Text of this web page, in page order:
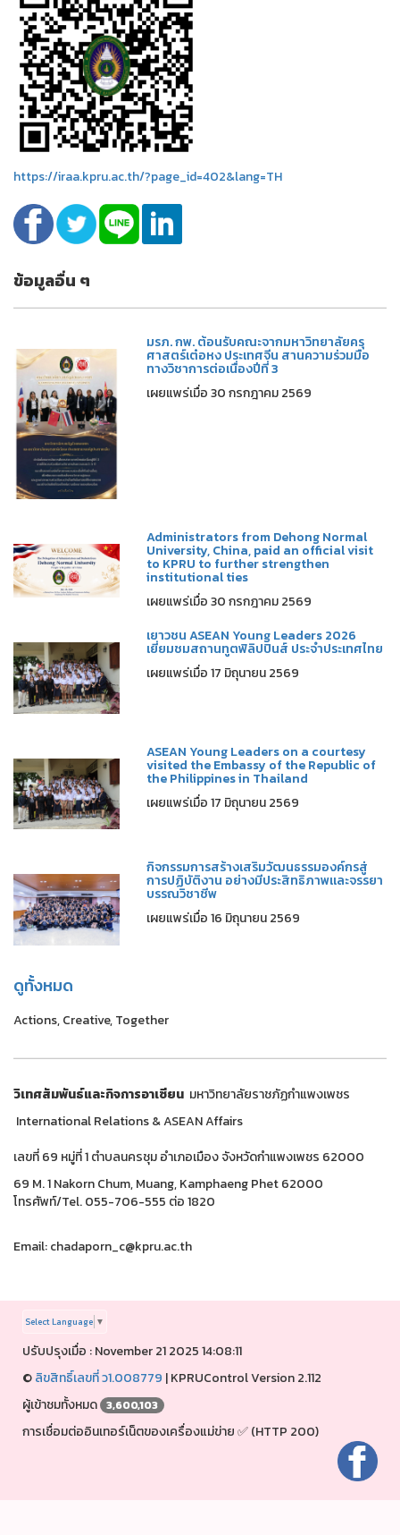
https://iraa.kpru.ac.th/?page_id=402&lang=TH
ข้อมูลอื่น ๆ
มรภ. กพ. ต้อนรับคณะจากมหาวิทยาลัยครุ
ศาสตร์เต๋อหง ประเทศจีน สานความร่วมมือ
ทางวิชาการต่อเนื่องปีที่ 3
เผยแพร่เมื่อ 30 กรกฎาคม 2569
Administrators from Dehong Normal
University, China, paid an official visit
to KPRU to further strengthen
institutional ties
เผยแพร่เมื่อ 30 กรกฎาคม 2569
เยาวชน ASEAN Young Leaders 2026
เยี่ยมชมสถานทูตฟิลิปปินส์ ประจำประเทศไทย
เผยแพร่เมื่อ 17 มิถุนายน 2569
ASEAN Young Leaders on a courtesy
visited the Embassy of the Republic of
the Philippines in Thailand
เผยแพร่เมื่อ 17 มิถุนายน 2569
กิจกรรมการสร้างเสริมวัฒนธรรมองค์กรสู่
การปฏิบัติงาน อย่างมีประสิทธิภาพและจรรยา
บรรณวิชาชีพ
เผยแพร่เมื่อ 16 มิถุนายน 2569
ดูทั้งหมด
Actions, Creative, Together
วิเทศสัมพันธ์และกิจการอาเซียน มหาวิทยาลัยราชภัฏกำแพงเพชร
International Relations & ASEAN Affairs
เลขที่ 69 หมู่ที่ 1 ตำบลนครชุม อำเภอเมือง จังหวัดกำแพงเพชร 62000
69 M. 1 Nakorn Chum, Muang, Kamphaeng Phet 62000
โทรศัพท์/Tel. 055-706-555 ต่อ 1820
Email: chadaporn_c@kpru.ac.th
Select Language ▼
ปรับปรุงเมื่อ : November 21 2025 14:08:11
©ลิขสิทธิ์เลขที่ ว1.008779 |KPRUControl Version 2.112
ผู้เข้าชมทั้งหมด 3,600,103
การเชื่อมต่ออินเทอร์เน็ตของเครื่องแม่ข่าย ✅ (HTTP 200)